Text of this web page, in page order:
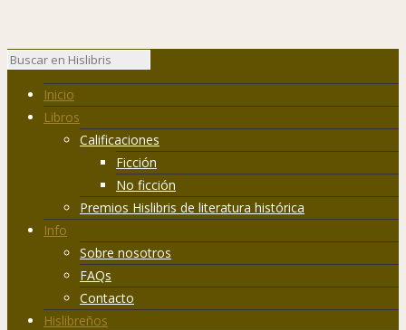
Inicio
Libros
Calificaciones
Ficción
No ficción
Premios Hislibris de literatura histórica
Info
Sobre nosotros
FAQs
Contacto
Hislibreños